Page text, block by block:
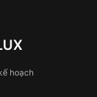
3 – 5 ngày
xông
ngoài
hoạch